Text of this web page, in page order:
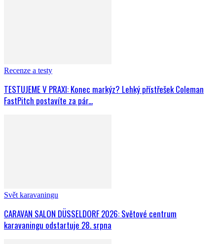
Recenze a testy
TESTUJEME V PRAXI: Konec markýz? Lehký přístřešek Coleman
FastPitch postavíte za pár...
Svět karavaningu
CARAVAN SALON DÜSSELDORF 2026: Světové centrum
karavaningu odstartuje 28. srpna